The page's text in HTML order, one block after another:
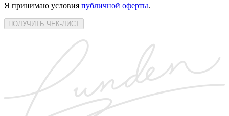
Я принимаю условия публичной оферты.
ПОЛУЧИТЬ ЧЕК-ЛИСТ